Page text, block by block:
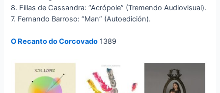
8. Fillas de Cassandra: “Acrópole” (Tremendo Audiovisual).
7. Fernando Barroso: “Man” (Autoedición).
O Recanto do Corcovado 1389